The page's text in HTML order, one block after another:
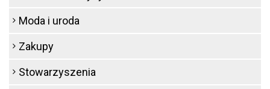
Moda i uroda
Zakupy
Stowarzyszenia